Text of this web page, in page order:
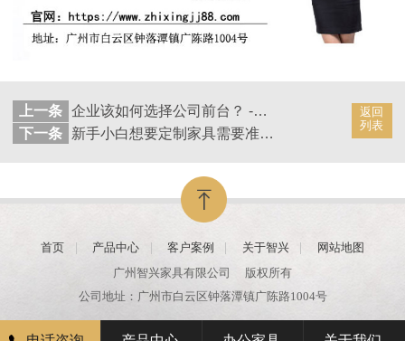
返回
列表
上一条
企业该如何选择公司前台？ -广州智兴家具
下一条
新手小白想要定制家具需要准备些什么？ -广州智兴家具
首页 产品中心 客户案例 关于智兴
网站地图
广州智兴家具有限公司
版权所有
公司地址：广州市白云区钟落潭镇广陈路1004号